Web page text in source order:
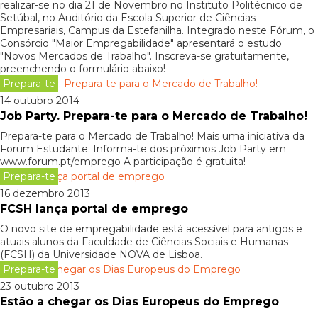
realizar-se no dia 21 de Novembro no Instituto Politécnico de
Setúbal, no Auditório da Escola Superior de Ciências
Empresariais, Campus da Estefanilha. Integrado neste Fórum, o
Consórcio "Maior Empregabilidade" apresentará o estudo
"Novos Mercados de Trabalho". Inscreva-se gratuitamente,
preenchendo o formulário abaixo!
Prepara-te
14 outubro 2014
Job Party. Prepara-te para o Mercado de Trabalho!
Prepara-te para o Mercado de Trabalho! Mais uma iniciativa da
Forum Estudante. Informa-te dos próximos Job Party em
www.forum.pt/emprego A participação é gratuita!
Prepara-te
16 dezembro 2013
FCSH lança portal de emprego
O novo site de empregabilidade está acessível para antigos e
atuais alunos da Faculdade de Ciências Sociais e Humanas
(FCSH) da Universidade NOVA de Lisboa.
Prepara-te
23 outubro 2013
Estão a chegar os Dias Europeus do Emprego